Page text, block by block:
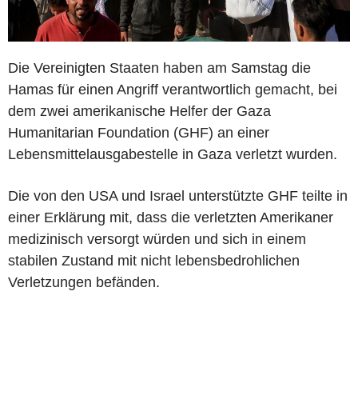
Die Vereinigten Staaten haben am Samstag die
Hamas für einen Angriff verantwortlich gemacht, bei
dem zwei amerikanische Helfer der Gaza
Humanitarian Foundation (GHF) an einer
Lebensmittelausgabestelle in Gaza verletzt wurden.
Die von den USA und Israel unterstützte GHF teilte in
einer Erklärung mit, dass die verletzten Amerikaner
medizinisch versorgt würden und sich in einem
stabilen Zustand mit nicht lebensbedrohlichen
Verletzungen befänden.